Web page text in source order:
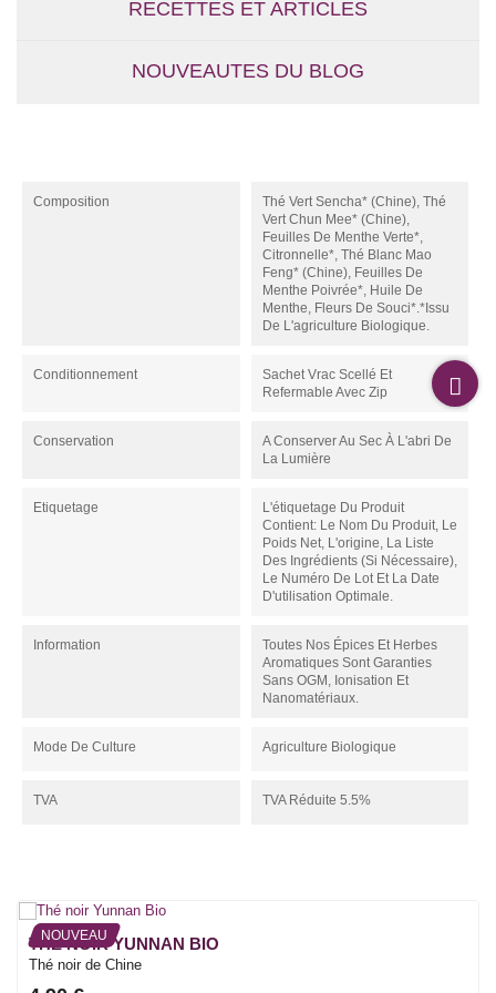
RECETTES ET ARTICLES
NOUVEAUTES DU BLOG
Composition
Thé Vert Sencha* (Chine), Thé
Vert Chun Mee* (Chine),
Feuilles De Menthe Verte*,
Citronnelle*, Thé Blanc Mao
Feng* (Chine), Feuilles De
Menthe Poivrée*, Huile De
Menthe, Fleurs De Souci*.*Issu
De L'agriculture Biologique.
Conditionnement
Sachet Vrac Scellé Et
Refermable Avec Zip
Conservation
A Conserver Au Sec À L'abri De
La Lumière
Etiquetage
L'étiquetage Du Produit
Contient: Le Nom Du Produit, Le
Poids Net, L'origine, La Liste
Des Ingrédients (si Nécessaire),
Le Numéro De Lot Et La Date
D'utilisation Optimale.
Information
Toutes Nos Épices Et Herbes
Aromatiques Sont Garanties
Sans OGM, Ionisation Et
Nanomatériaux.
Mode De Culture Agriculture Biologique
TVA TVA Réduite 5.5%
NOUVEAU
THÉ NOIR YUNNAN BIO
Thé noir de Chine